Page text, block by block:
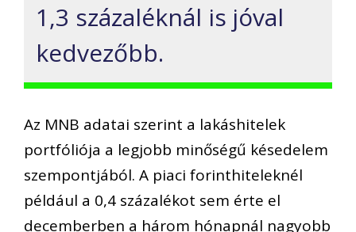
1,3 százaléknál is jóval
kedvezőbb.
Az MNB adatai szerint a lakáshitelek
portfóliója a legjobb minőségű késedelem
szempontjából. A piaci forinthiteleknél
például a 0,4 százalékot sem érte el
decemberben a három hónapnál nagyobb